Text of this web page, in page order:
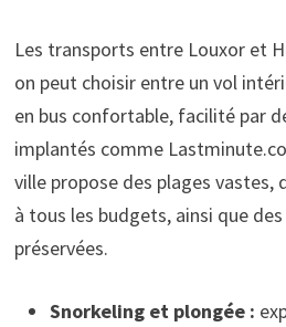
Les transports entre Louxor et
on peut choisir entre un vol
en bus confortable, facilité par
implantés comme
ville propose des plages vastes,
à tous les budgets, ainsi que
préservées.
Snorkeling et plongée :